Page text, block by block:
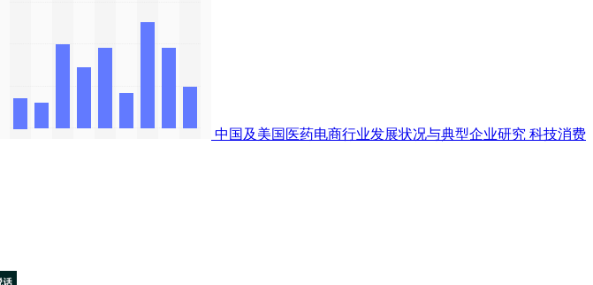
中国及美国医药电商行业发展状况与典型企业研究 科技消费